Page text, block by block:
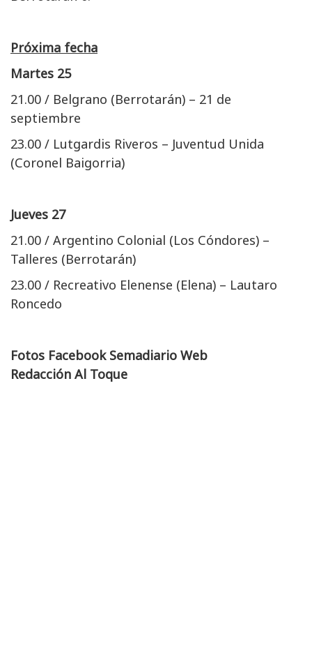
Próxima fecha
Martes 25
21.00 / Belgrano (Berrotarán) – 21 de
septiembre
23.00 / Lutgardis Riveros – Juventud Unida
(Coronel Baigorria)
Jueves 27
21.00 / Argentino Colonial (Los Cóndores) –
Talleres (Berrotarán)
23.00 / Recreativo Elenense (Elena) – Lautaro
Roncedo
Fotos Facebook Semadiario Web
Redacción Al Toque